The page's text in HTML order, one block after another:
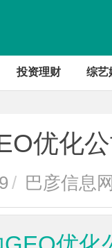
投资理财 综艺
优化
/ 巴彦信息